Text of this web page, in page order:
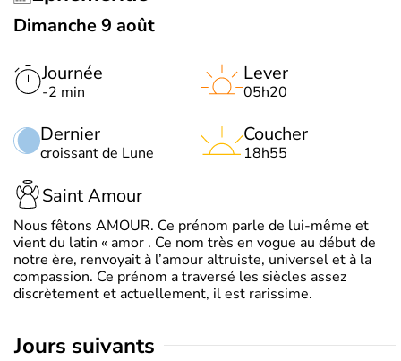
Dimanche 9 août
Journée
-2 min
Dernier
croissant de Lune
Lever
05h20
Coucher
18h55
Saint Amour
Nous fêtons AMOUR. Ce prénom parle de lui-même et
vient du latin « amor . Ce nom très en vogue au début de
notre ère, renvoyait à l’amour altruiste, universel et à la
compassion. Ce prénom a traversé les siècles assez
discrètement et actuellement, il est rarissime.
jours suivants